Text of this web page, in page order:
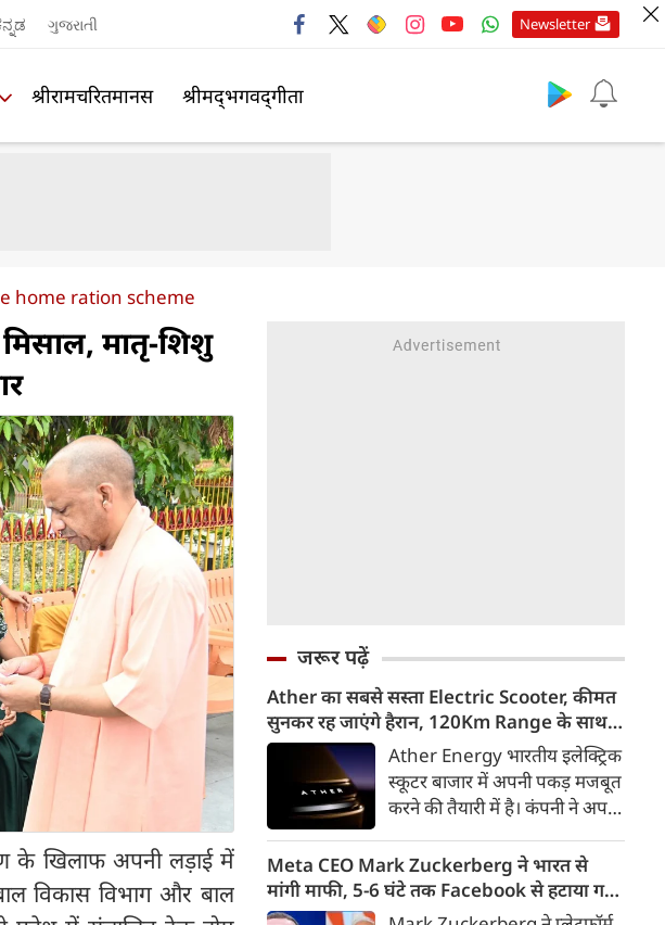
ગુજરાતી Newsletter
श्रीरामचरितमानस श्रीमद्‍भगवद्‍गीता
home ration scheme
मातृ-शिशु
के खिलाफ अपनी लड़ाई में
विकास विभाग और बाल
जरूर पढ़ें
Ather का सबसे सस्ता Electric Scooter, कीमत
सुनकर रह जाएंगे हैरान, 120Km Range के साथ
आएगा Konarc Ather Energy भारतीय इलेक्ट्रिक
स्कूटर बाजार में अपनी पकड़ मजबूत
करने की तैयारी में है। कंपनी ने अपने
इलेक्ट्रिक स्कूटर का पहला वीडियो
टीजर जारी कर दिया है। इस नए
इलेक्ट्रिक स्कूटर का नाम Ather
Meta CEO Mark Zuckerberg ने भारत से
मांगी माफी, 5-6 घंटे तक Facebook से हटाया गया
था PM Modi का वीडियो